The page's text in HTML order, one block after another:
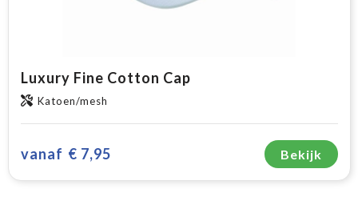
Luxury Fine Cotton Cap
Katoen/mesh
vanaf € 7,95 Bekijk